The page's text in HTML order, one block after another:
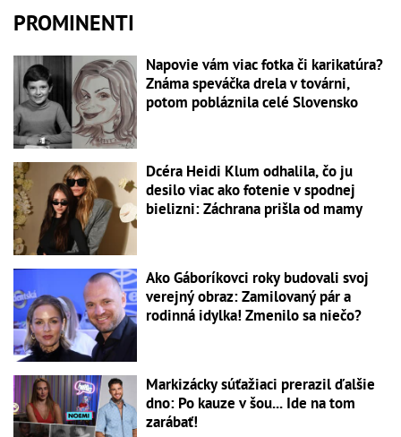
PROMINENTI
Napovie vám viac fotka či karikatúra?
Známa speváčka drela v továrni,
potom pobláznila celé Slovensko
Dcéra Heidi Klum odhalila, čo ju
desilo viac ako fotenie v spodnej
bielizni: Záchrana prišla od mamy
Ako Gáboríkovci roky budovali svoj
verejný obraz: Zamilovaný pár a
rodinná idylka! Zmenilo sa niečo?
Markizácky súťažiaci prerazil ďalšie
dno: Po kauze v šou... Ide na tom
zarábať!